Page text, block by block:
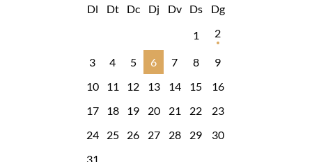
Dl Dt Dc Dj Dv Ds
Dg
1
2
3 4 5 6 7 8
9
10
11 12 13 14 15
16
17
18 19 20 21 22
23
24
25 26 27 28 29
30
31